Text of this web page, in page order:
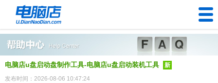
U盘工具
下载中心
电脑店u盘启动盘制作工具-电脑店u盘启动装机工具
新
发布时间：2026-08-06 10:47:24